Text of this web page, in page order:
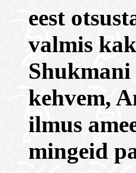
eest
valmis
Shukmani
kehvem,
ilmus
mingeid